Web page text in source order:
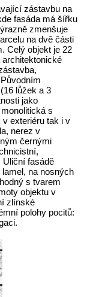
zástavbu na
fasáda má šířku
zmenšuje
na dvě části
Celý objekt je 22
lůžek a 3
jako
s
exteriéru tak i v
nerez v
černými
Uliční fasádě
na nosných
s tvarem
objektu v
zlínské
polohy pocitů: